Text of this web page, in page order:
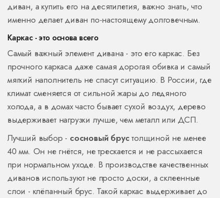
диван, а купить его на десятилетия, важно знать, что
именно делает диван по-настоящему долговечным.
Каркас - это основа всего
Самый важный элемент дивана - это его каркас. Без
прочного каркаса даже самая дорогая обивка и самый
мягкий наполнитель не спасут ситуацию. В России, где
климат сменяется от сильной жары до ледяного
холода, а в домах часто бывает сухой воздух, дерево
выдерживает нагрузки лучше, чем металл или ДСП.
Лучший выбор - сосновый брус толщиной не менее
40 мм. Он не гнётся, не трескается и не рассыхается
при нормальном уходе. В производстве качественных
диванов используют не просто доски, а склеенные
слои - клёпанный брус. Такой каркас выдерживает до